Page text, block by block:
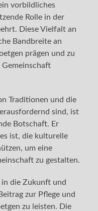
vorbildliches
Rolle in der
Diese Vielfalt an
Bandbreite an
prägen und zu
Gemeinschaft
Traditionen und die
sind, ist
Botschaft. Er
ist, die kulturelle
um eine
zu gestalten.
die Zukunft und
zur Pflege und
zu leisten. Die